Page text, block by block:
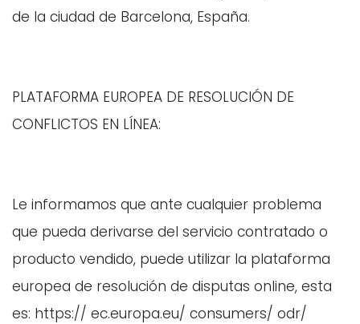
de la ciudad de Barcelona, España.
PLATAFORMA EUROPEA DE RESOLUCIÓN DE
CONFLICTOS EN LÍNEA:
Le informamos que ante cualquier problema
que pueda derivarse del servicio contratado o
producto vendido, puede utilizar la plataforma
europea de resolución de disputas online, esta
es: https:// ec.europa.eu/ consumers/ odr/